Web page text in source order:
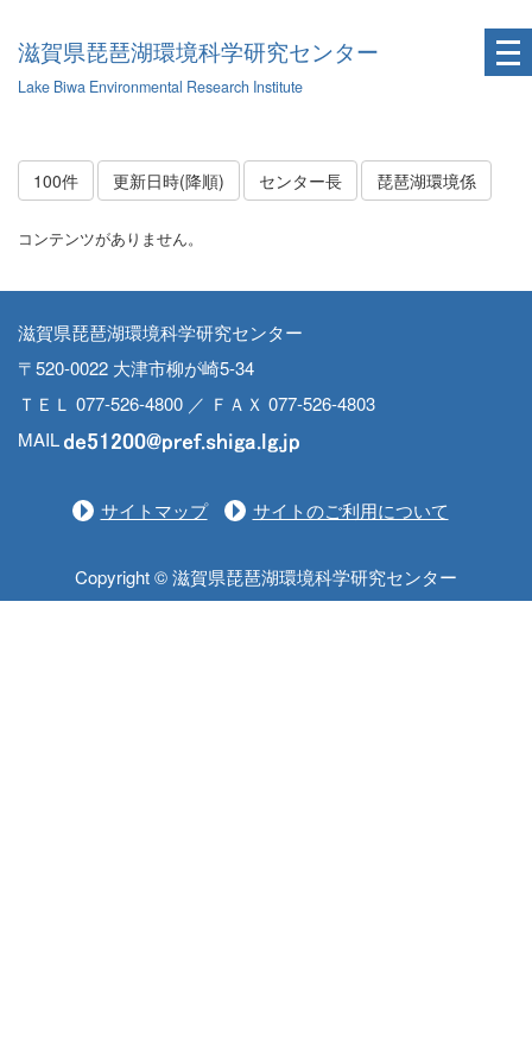
滋賀県琵琶湖環境科学研究センター
Lake Biwa Environmental Research Institute
100件 更新日時(降順) センター長 琵琶湖環境係
コンテンツがありません。
滋賀県琵琶湖環境科学研究センター
〒520-0022 大津市柳が崎5-34
ＴＥＬ 077-526-4800 ／ ＦＡＸ 077-526-4803
MAIL
サイトマップ サイトのご利用について
Copyright © 滋賀県琵琶湖環境科学研究センター